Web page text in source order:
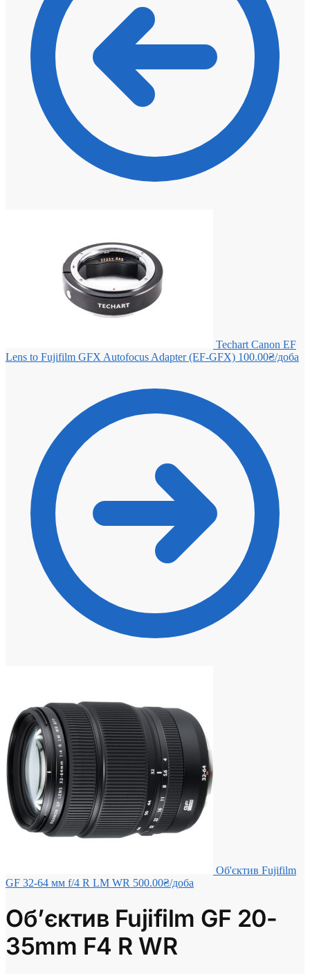
Techart Canon EF
Lens to Fujifilm GFX Autofocus Adapter (EF-GFX) 100.00₴/доба
Об'єктив Fujifilm
GF 32-64 мм f/4 R LM WR 500.00₴/доба
Об’єктив Fujifilm GF 20-
35mm F4 R WR